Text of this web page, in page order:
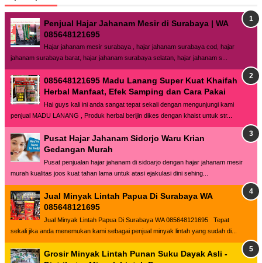
Penjual Hajar Jahanam Mesir di Surabaya | WA
085648121695
Hajar jahanam mesir surabaya , hajar jahanam surabaya cod, hajar
jahanam surabaya barat, hajar jahanam surabaya selatan, hajar jahanam s...
085648121695 Madu Lanang Super Kuat Khaifah
Herbal Manfaat, Efek Samping dan Cara Pakai
Hai guys kali ini anda sangat tepat sekali dengan mengunjungi kami
penjual MADU LANANG , Produk herbal berijin dikes dengan khaist untuk str...
Pusat Hajar Jahanam Sidorjo Waru Krian
Gedangan Murah
Pusat penjualan hajar jahanam di sidoarjo dengan hajar jahanam mesir
murah kualitas joos kuat tahan lama untuk atasi ejakulasi dini sehing...
Jual Minyak Lintah Papua Di Surabaya WA
085648121695
Jual Minyak Lintah Papua Di Surabaya WA 085648121695 Tepat
sekali jika anda menemukan kami sebagai penjual minyak lintah yang sudah di...
Grosir Minyak Lintah Punan Suku Dayak Asli -